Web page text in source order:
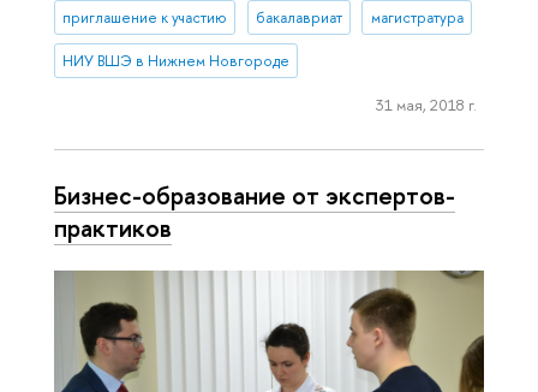
приглашение к участию бакалавриат магистратура
НИУ ВШЭ в Нижнем Новгороде
31 мая, 2018 г.
Бизнес-образование от экспертов-
практиков